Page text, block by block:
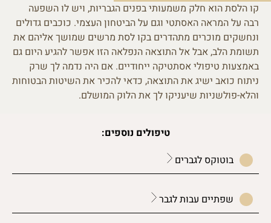
קו הלסת הוא חלק משמעותי בפנים הגבריות, ויש לו השפעה
רבה על המראה האסתטי וגם על הביטחון העצמי. כוכבים גדולים
ונחשקים מוכרים מתהדרים בקו לסת מרשים שמושך אליהם את
תשומת הלב, אבל אל התוצאה הנפלאה הזו אפשר להגיע היום גם
באמצעות טיפולי אסתטיקה ייחודיים. אם היה נדמה לך שרק
ניתוח כואב ישיג את התוצאה, כדאי להכיר את השיטות הבטוחות
והלא-פולשניות שיעניקו לך את הלוק המושלם.
טיפולים נוספים:
בוטוקס לגברים
שפתיים עבות לגבר